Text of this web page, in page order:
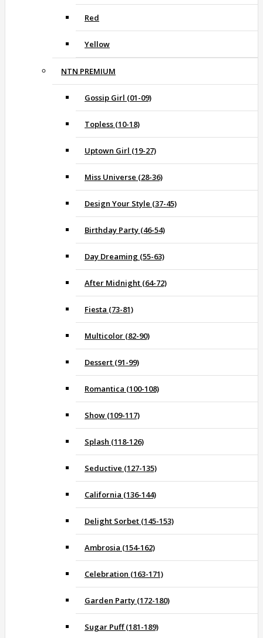
Red
Yellow
NTN PREMIUM
Gossip Girl (01-09)
Topless (10-18)
Uptown Girl (19-27)
Miss Universe (28-36)
Design Your Style (37-45)
Birthday Party (46-54)
Day Dreaming (55-63)
After Midnight (64-72)
Fiesta (73-81)
Multicolor (82-90)
Dessert (91-99)
Romantica (100-108)
Show (109-117)
Splash (118-126)
Seductive (127-135)
California (136-144)
Delight Sorbet (145-153)
Ambrosia (154-162)
Celebration (163-171)
Garden Party (172-180)
Sugar Puff (181-189)